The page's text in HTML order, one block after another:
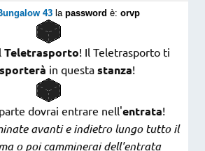
43 la password è: orvp
Teletrasporto! Il Teletrasporto ti
in questa stanza!
parte dovrai entrare nell'entrata!
avanti e indietro lungo tutto il
o poi camminerai dell'entrata